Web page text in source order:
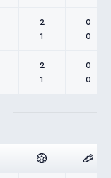
2
1
0
0
2
1
0
0